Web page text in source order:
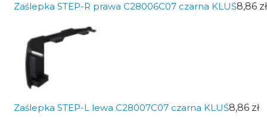
Zaślepka STEP-R prawa C28006C07 czarna KLUŚ8,86 zł
Zaślepka STEP-L lewa C28007C07 czarna KLUŚ8,86 zł